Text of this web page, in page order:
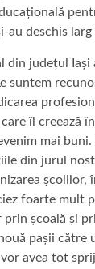
au deschis
din județul
suntem
îl creează
mai
din jurul
școlilor,
foarte mult
școală și
pașii
avea tot